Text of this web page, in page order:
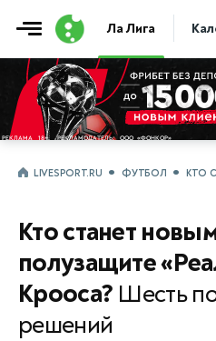
Ла Лига
LIVESPORT.RU ФУТБОЛ КТО
Кто станет
полузащите
Крооса? Шесть
решений